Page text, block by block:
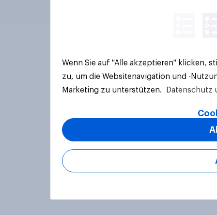
Wenn Sie auf "Alle akzeptieren" klicken,
zu, um die Websitenavigation und -
Marketing zu unterstützen.
Datenschutz